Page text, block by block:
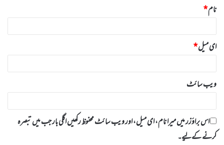
نام*
ای میل*
ویب‌ سائٹ
اس براؤزر میں میرا نام، ای میل، اور ویب سائٹ محفوظ رکھیں اگلی بار جب میں تبصرہ
کرنے کےلیے۔